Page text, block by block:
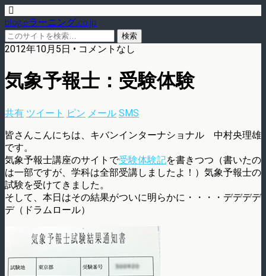
blog.eラーニング.co.jp
2012年10月5日 • コメントなし
気象予報士：受験体験
共有 ツイート ピン メール SMS
皆さんこんにちは、キバンインターナショナル 中村央理雄
です。
気象予報士講座のサイトで受験体験記を書きつつ（書いたの
は一部ですが、学科は全部受講しましたよ！）気象予報士の
試験を受けてきました。
そして、本日はその結果がついに明らかに・・・・デデデデ
デ（ドラムロール）